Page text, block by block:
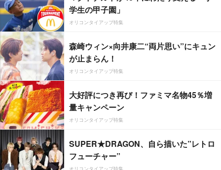
学生の甲子園」
オリコンタイアップ特集
森崎ウィン×向井康二“両片思い”にキュン
が止まらん！
オリコンタイアップ特集
大好評につき再び！ファミマ名物45％増
量キャンペーン
オリコンタイアップ特集
SUPER★DRAGON、自ら描いた”レトロ
フューチャー”